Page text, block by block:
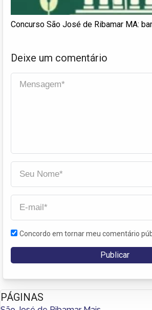
Concurso São José de Ribamar MA:
Deixe um comentário
Concordo em tornar meu comentário
PÁGINAS